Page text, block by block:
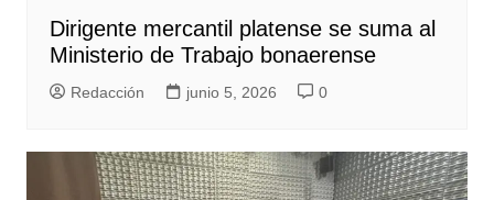
Dirigente mercantil platense se suma al
Ministerio de Trabajo bonaerense
Redacción junio 5, 2026 0